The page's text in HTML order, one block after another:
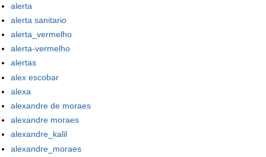
alerta
alerta sanitario
alerta_vermelho
alerta-vermelho
alertas
alex escobar
alexa
alexandre de moraes
alexandre moraes
alexandre_kalil
alexandre_moraes